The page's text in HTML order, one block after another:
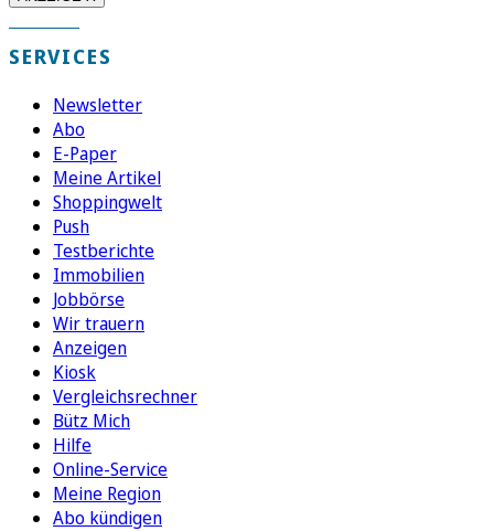
SERVICES
Newsletter
Abo
E-Paper
Meine Artikel
Shoppingwelt
Push
Testberichte
Immobilien
Jobbörse
Wir trauern
Anzeigen
Kiosk
Vergleichsrechner
Bütz Mich
Hilfe
Online-Service
Meine Region
Abo kündigen